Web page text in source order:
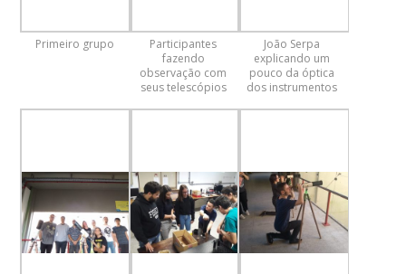
Primeiro grupo
Participantes
fazendo
observação com
seus telescópios
João Serpa
explicando um
pouco da óptica
dos instrumentos